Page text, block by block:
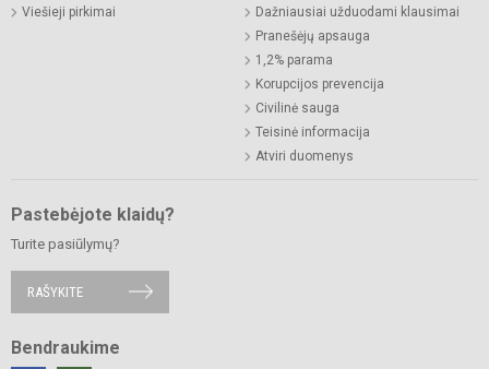
Viešieji pirkimai
Dažniausiai užduodami klausimai
Pranešėjų apsauga
1,2% parama
Korupcijos prevencija
Civilinė sauga
Teisinė informacija
Atviri duomenys
Pastebėjote klaidų?
Turite pasiūlymų?
RAŠYKITE
Bendraukime